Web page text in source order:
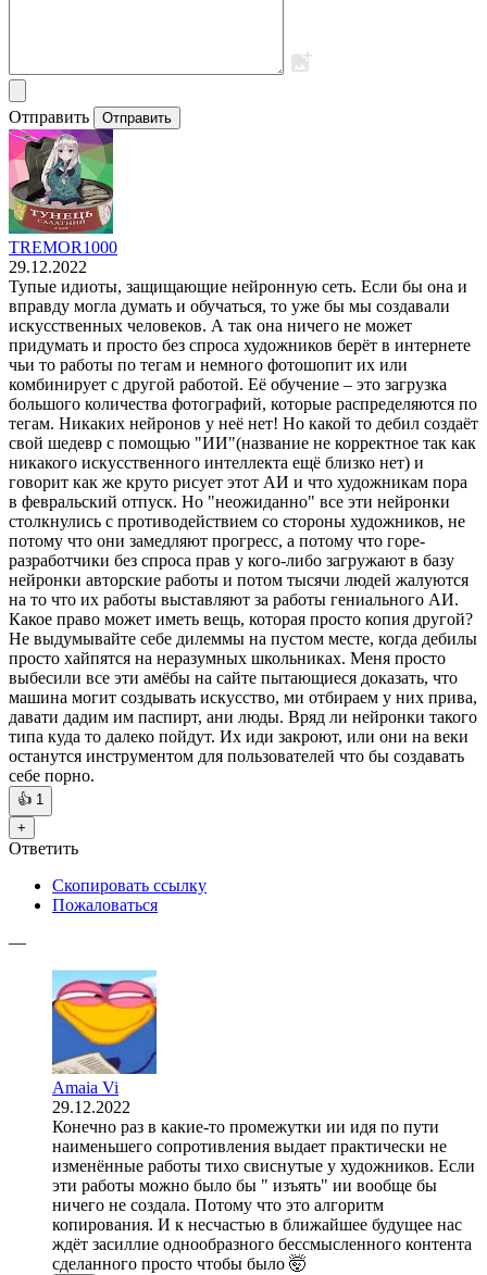
Отправить Отправить
TREMOR1000
29.12.2022
Тупые идиоты, защищающие нейронную сеть. Если бы она и
вправду могла думать и обучаться, то уже бы мы создавали
искусственных человеков. А так она ничего не может
придумать и просто без спроса художников берёт в интернете
чьи то работы по тегам и немного фотошопит их или
комбинирует с другой работой. Её обучение – это загрузка
большого количества фотографий, которые распределяются по
тегам. Никаких нейронов у неё нет! Но какой то дебил создаёт
свой шедевр с помощью "ИИ"(название не корректное так как
никакого искусственного интеллекта ещё близко нет) и
говорит как же круто рисует этот АИ и что художникам пора
в февральский отпуск. Но "неожиданно" все эти нейронки
столкнулись с противодействием со стороны художников, не
потому что они замедляют прогресс, а потому что горе-
разработчики без спроса прав у кого-либо загружают в базу
нейронки авторские работы и потом тысячи людей жалуются
на то что их работы выставляют за работы гениального АИ.
Какое право может иметь вещь, которая просто копия другой?
Не выдумывайте себе дилеммы на пустом месте, когда дебилы
просто хайпятся на неразумных школьниках. Меня просто
выбесили все эти амёбы на сайте пытающиеся доказать, что
машина могит создывать искусство, ми отбираем у них прива,
давати дадим им паспирт, ани люды. Вряд ли нейронки такого
типа куда то далеко пойдут. Их иди закроют, или они на веки
останутся инструментом для пользователей что бы создавать
себе порно.
👍 1
+
Ответить
Скопировать ссылку
Пожаловаться
—
Amaia Vi
29.12.2022
Конечно раз в какие-то промежутки ии идя по пути
наименьшего сопротивления выдает практически не
изменённые работы тихо свиснутые у художников. Если
эти работы можно было бы " изъять" ии вообще бы
ничего не создала. Потому что это алгоритм
копирования. И к несчастью в ближайшее будущее нас
ждёт засиллие однообразного бессмысленного контента
сделанного просто чтобы было 🤯